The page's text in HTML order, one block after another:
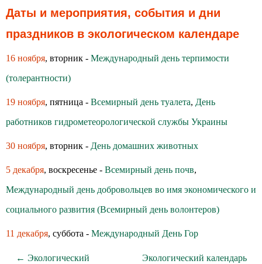
Даты и мероприятия, события и дни
праздников в экологическом календаре
16 ноября, вторник - Международный день терпимости
(толерантности)
19 ноября, пятница - Всемирный день туалета, День
работников гидрометеорологической службы Украины
30 ноября, вторник - День домашних животных
5 декабря, воскресенье - Всемирный день почв,
Международный день добровольцев во имя экономического и
социального развития (Всемирный день волонтеров)
11 декабря, суббота - Международный День Гор
← Экологический
Экологический календарь